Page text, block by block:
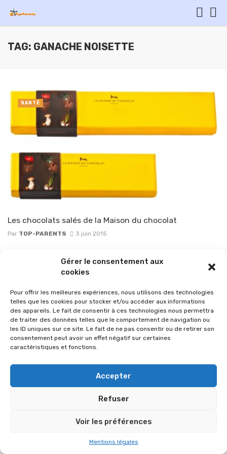
Gérer le consentement aux
cookies
Pour offrir les meilleures expériences, nous utilisons des technologies
telles que les cookies pour stocker et/ou accéder aux informations
des appareils. Le fait de consentir à ces technologies nous permettra
de traiter des données telles que le comportement de navigation ou
les ID uniques sur ce site. Le fait de ne pas consentir ou de retirer son
consentement peut avoir un effet négatif sur certaines
caractéristiques et fonctions.
Accepter
Refuser
Voir les préférences
Mentions légales
TAG: GANACHE NOISETTE
Les chocolats salés de la Maison du chocolat
Par TOP-PARENTS 3 juin 2015
SANTÉ
© 2026 Im-presse. Tous droits réservés.
MENTIONS LÉGALES